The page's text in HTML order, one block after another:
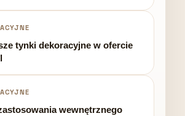
tynki dekoracyjne w ofercie
wewnętrznego